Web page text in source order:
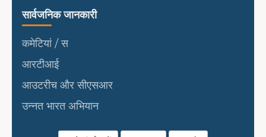
सार्वजनिक जानकारी
सार्वजनिक जानकारी
कमेटियां / स
आरटीआई
आउटरीच और सीएसआर
उन्नत भारत अभियान